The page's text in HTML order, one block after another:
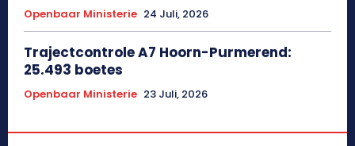
Openbaar Ministerie 24 Juli, 2026
Trajectcontrole A7 Hoorn-Purmerend:
25.493 boetes
Openbaar Ministerie 23 Juli, 2026